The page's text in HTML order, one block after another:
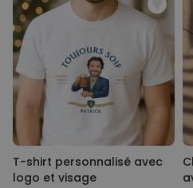
T-shirt personnalisé avec
logo et visage